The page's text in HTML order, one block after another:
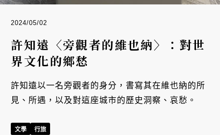
2024/05/02
許知遠〈旁觀者的維也納〉：對世
界文化的鄉愁
許知遠以一名旁觀者的身分，書寫其在維也納的所
見、所遇，以及對這座城市的歷史洞察、哀愁。
文學 行旅